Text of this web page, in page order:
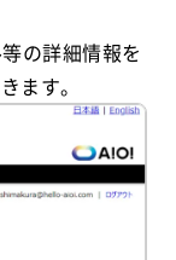
の詳細情報を
ます。